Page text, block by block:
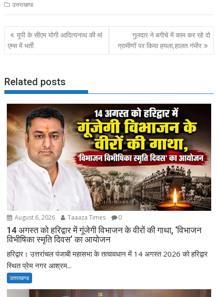
e
b
o
o
k
to
d
o
n
ai
l
ar
e
उत्तराखण्ड
Post
navigation
यूपी के सीएम योगी आदित्यनाथ की मां
एम्स में भर्ती
गुलदार ने बगीचे में काम कर रहे दो
ग्रामीणों पर किया हमला,हालत गंभीर
Related posts
August 6, 2026 Taaaza Times 0
14 अगस्त को हरिद्वार में गूंजेगी विभाजन के वीरों की गाथा, ‘विभाजन
विभीषिका स्मृति दिवस’ का आयोजन
हरिद्वार। उत्तरांचल पंजाबी महासभा के तत्वावधान में 14 अगस्त 2026 को हरिद्वार
स्थित प्रेम नगर आश्रम...
उत्तराखण्ड